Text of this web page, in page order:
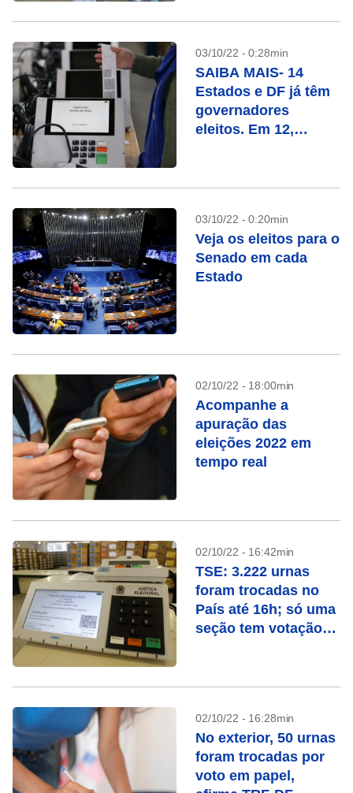
03/10/22 - 0:28min
SAIBA MAIS- 14
Estados e DF já têm
governadores
eleitos. Em 12,
03/10/22 - 0:20min
Veja os eleitos para o
Senado em cada
Estado
02/10/22 - 18:00min
Acompanhe a
apuração das
eleições 2022 em
tempo real
02/10/22 - 16:42min
TSE: 3.222 urnas
foram trocadas no
País até 16h; só uma
seção tem votação
02/10/22 - 16:28min
No exterior, 50 urnas
foram trocadas por
voto em papel,